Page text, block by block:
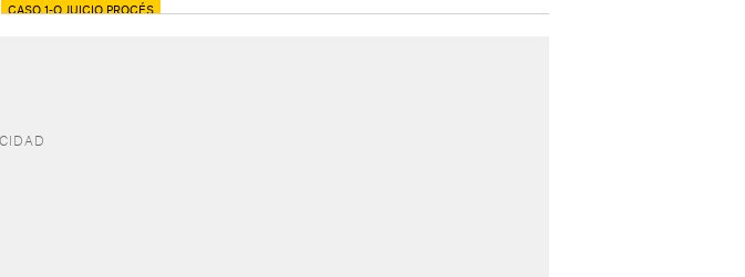
CASO 1-O JUICIO PROCÉS